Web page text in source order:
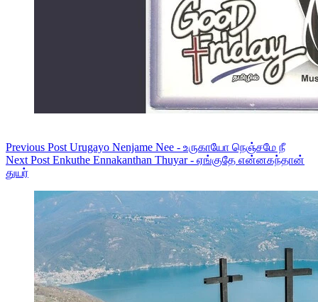
Previous Post Urugayo Nenjame Nee - உருகாயோ நெஞ்சமே நீ
Next Post Enkuthe Ennakanthan Thuyar - ஏங்குதே என்னகந்தான்
துயர்